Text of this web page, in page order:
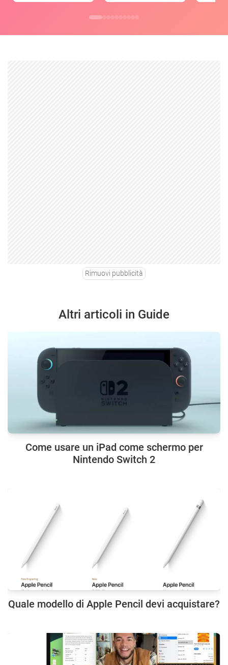
Rimuovi pubblicità
Altri articoli in Guide
Come usare un iPad come schermo per
Nintendo Switch 2
Quale modello di Apple Pencil devi acquistare?